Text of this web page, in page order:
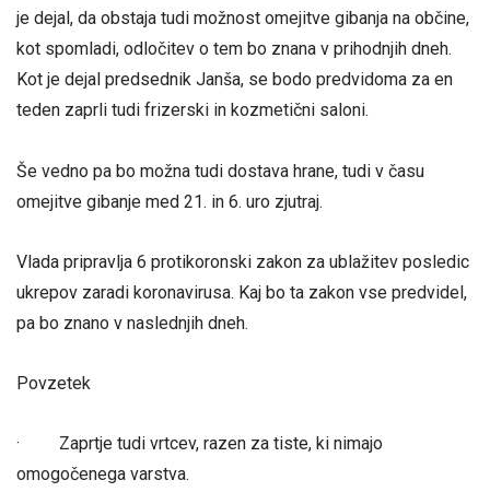
je dejal, da obstaja tudi možnost omejitve gibanja na občine,
kot spomladi, odločitev o tem bo znana v prihodnjih dneh.
Kot je dejal predsednik Janša, se bodo predvidoma za en
teden zaprli tudi frizerski in kozmetični saloni.
Še vedno pa bo možna tudi dostava hrane, tudi v času
omejitve gibanje med 21. in 6. uro zjutraj.
Vlada pripravlja 6 protikoronski zakon za ublažitev posledic
ukrepov zaradi koronavirusa. Kaj bo ta zakon vse predvidel,
pa bo znano v naslednjih dneh.
Povzetek
· Zaprtje tudi vrtcev, razen za tiste, ki nimajo
omogočenega varstva.